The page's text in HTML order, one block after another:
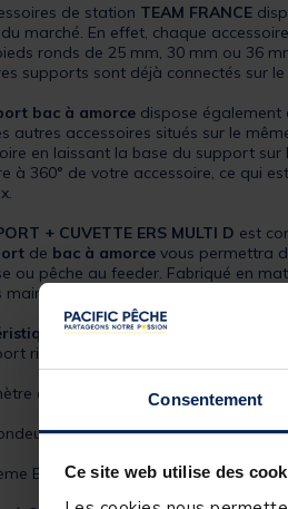
Consentement
Ce site web utilise des
de station TEAM FRANCE
marché. En effet, chaque
ronds de 25 mm, 30 mm ou 36
supports sont déjà connectés sur
bac à amorce dispose également
autres accessoires situés sur le
en laissant la base du support
à 360° de votre accessoire, ce qui
+ CUVETTE ERS MULTI D est
de bac à amorce vous permettra
ou pêche au feeder. Fabriqué en
mains en cours de pêche.
:
rigide et très robuste
de la cuvette : 25 cm
de la cuvette : 9 cm
ERS (Easy Release System)